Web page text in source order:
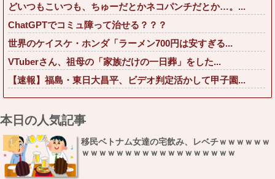
どいつもこいつも、ちゅーだとかネコパンチだとか…。...
ChatGPTでコミュ障って治せる？？？
世界のケイスケ・ホンダ「ラーメン700円は安すぎる...
VTuberさん、祖母の「家族だけの一日葬」をした...
【速報】福島・東日大昌平、ビデオ判定活かして甲子園...
本日の人気記事
移民ベトナム女達の宅飲み、レベチｗｗｗｗｗｗ
ｗｗｗｗｗｗｗｗｗｗｗｗｗｗｗｗｗｗ